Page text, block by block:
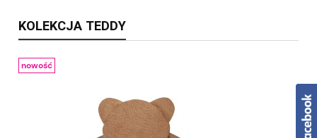
KOLEKCJA TEDDY
nowość